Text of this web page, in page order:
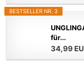
BESTSELLER NR. 3
für...
34,99